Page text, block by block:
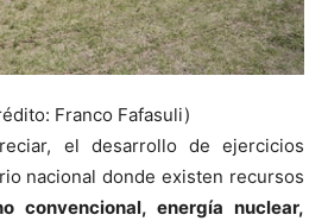
Franco Fafasuli)
el desarrollo de ejercicios
nacional donde existen recursos
convencional, energía nuclear,